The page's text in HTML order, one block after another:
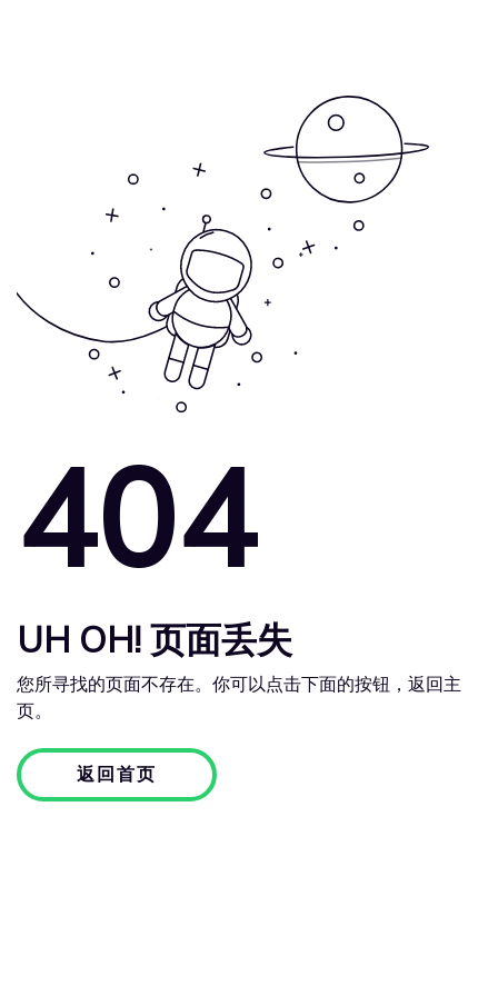
404
UH OH! 页面丢失
您所寻找的页面不存在。你可以点击下面的按钮，返回主
页。
返回首页